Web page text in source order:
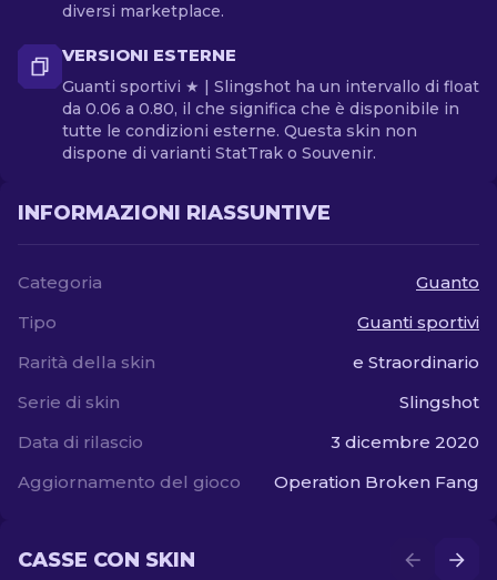
diversi marketplace.
VERSIONI ESTERNE
Guanti sportivi ★ | Slingshot ha un intervallo di float
da 0.06 a 0.80, il che significa che è disponibile in
tutte le condizioni esterne. Questa skin non
dispone di varianti StatTrak o Souvenir.
INFORMAZIONI RIASSUNTIVE
Categoria
Guanto
Tipo
Guanti sportivi
Rarità della skin
e Straordinario
Serie di skin
Slingshot
Data di rilascio
3 dicembre 2020
Aggiornamento del gioco
Operation Broken Fang
CASSE CON SKIN